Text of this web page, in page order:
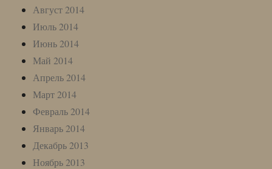
Август 2014
Июль 2014
Июнь 2014
Май 2014
Апрель 2014
Март 2014
Февраль 2014
Январь 2014
Декабрь 2013
Ноябрь 2013